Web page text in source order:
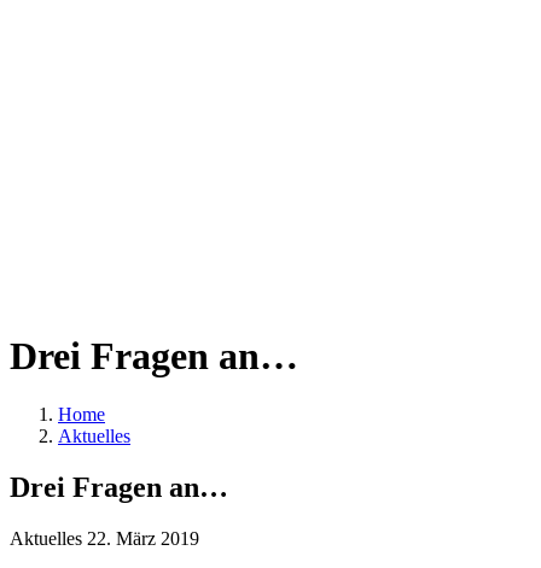
Drei Fragen an…
Home
Aktuelles
Drei Fragen an…
Aktuelles 22. März 2019